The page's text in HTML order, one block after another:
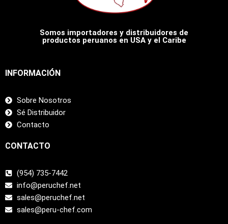
Somos importadores y distribuidores de
productos peruanos en USA y el Caribe
INFORMACIÓN
Sobre Nosotros
Sé Distribuidor
Contacto
CONTACTO
(954) 735-7442
info@peruchef.net
sales@peruchef.net
sales@peru-chef.com